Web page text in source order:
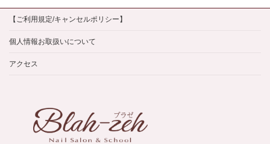
【ご利用規定/キャンセルポリシー】
個人情報お取扱いについて
アクセス